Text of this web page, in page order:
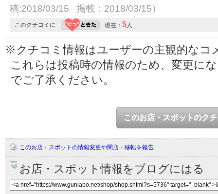
稿:2018/03/15 掲載：2018/03/15）
このクチコミに 現在： 5人
※クチコミ情報はユーザーの主観的なコ
これらは投稿時の情報のため、変更に
でご了承ください。
このお店・スポットのク
このお店・スポットの情報変更や閉店・移転を報告
お店・スポット情報をブログにはる